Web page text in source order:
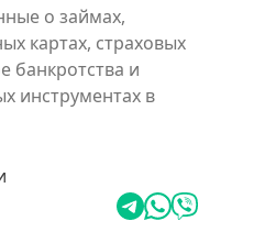
о займах,
картах, страховых
банкротства и
инструментах в